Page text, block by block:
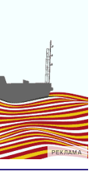
РЕКЛАМА